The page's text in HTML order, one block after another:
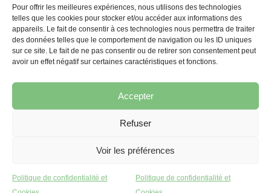
Pour offrir les meilleures expériences, nous utilisons des technologies
telles que les cookies pour stocker et/ou accéder aux informations des
appareils. Le fait de consentir à ces technologies nous permettra de traiter
des données telles que le comportement de navigation ou les ID uniques
sur ce site. Le fait de ne pas consentir ou de retirer son consentement peut
avoir un effet négatif sur certaines caractéristiques et fonctions.
Accepter
Refuser
Voir les préférences
Politique de confidentialité et
Politique de confidentialité et
Saint-Germain-En-Laye
Ligne R2-Nord
Tramway T13
20mins à pied du RER A